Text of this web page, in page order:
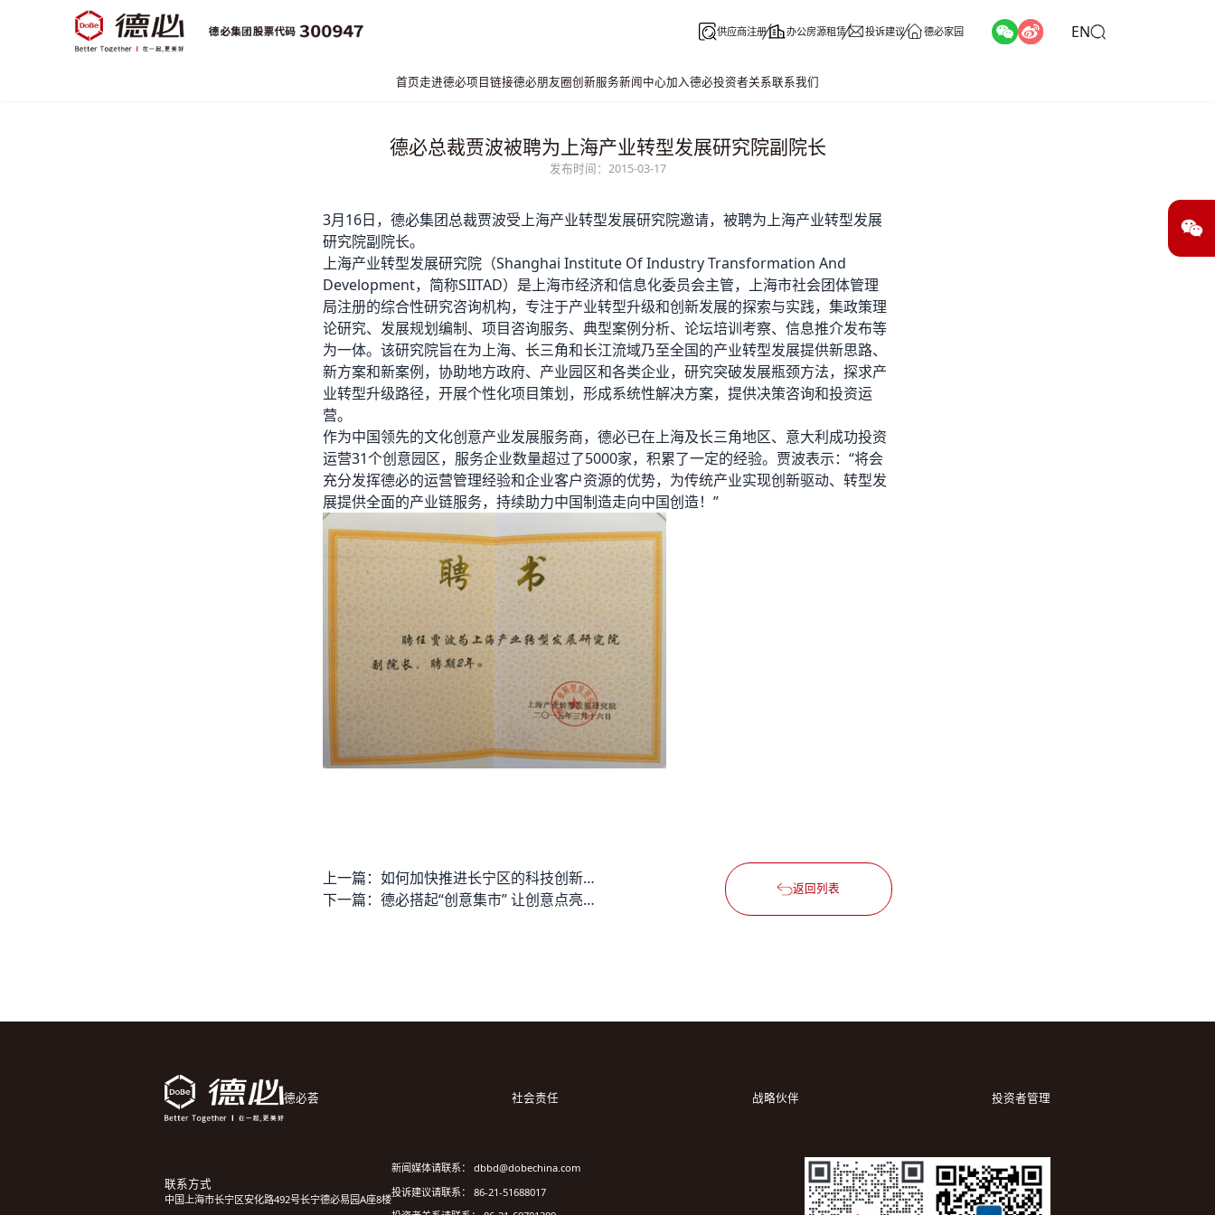
供应商注册 办公房源租赁 投诉建议 德必家园 EN
首页走进德必项目链接德必朋友圈创新服务新闻中心加入德必投资者关系联系我们
德必总裁贾波被聘为上海产业转型发展研究院副院长
发布时间：2015-03-17
3月16日， 德必集团总裁贾波受上海产业转型发展研究院邀请，被聘为上海产业转型发展
研究院副院长。
上海产业转型发展研究院（Shanghai Institute Of Industry Transformation And
Development，简称SIITAD）是上海市经济和信息化委员会主管，上海市社会团体管理
局注册的综合性研究咨询机构，专注于产业转型升级和创新发展的探索与实践，集政策理
论研究、发展规划编制、项目咨询服务、典型案例分析、论坛培训考察、信息推介发布等
为一体。该研究院旨在为上海、长三角和长江流域乃至全国的产业转型发展提供新思路、
新方案和新案例，协助地方政府、产业园区和各类企业，研究突破发展瓶颈方法，探求产
业转型升级路径，开展个性化项目策划，形成系统性解决方案，提供决策咨询和投资运
营。
作为中国领先的文化创意产业发展服务商，德必已在上海及长三角地区、意大利成功投资
运营31个创意园区，服务企业数量超过了5000家，积累了一定的经验。贾波表示：“将会
充分发挥德必的运营管理经验和企业客户资源的优势，为传统产业实现创新驱动、转型发
展提供全面的产业链服务，持续助力中国制造走向中国创造！”
上一篇：
如何加快推进长宁区的科技创新城区建设
下一篇：
德必搭起“创意集市” 让创意点亮生活
返回列表
德必荟 社会责任 战略伙伴 投资者管理
联系方式
中国上海市长宁区安化路492号长宁德必易园A座8楼
新闻媒体请联系： dbbd@dobechina.com
投诉建议请联系： 86-21-51688017